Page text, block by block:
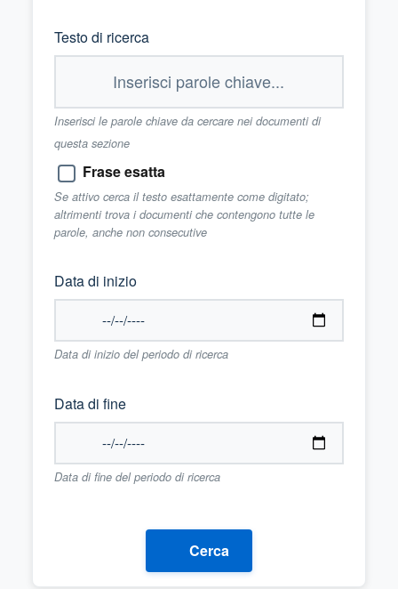
Testo di ricerca
Inserisci le parole chiave da cercare nei documenti di
questa sezione
Frase esatta
Se attivo cerca il testo esattamente come digitato;
altrimenti trova i documenti che contengono tutte le
parole, anche non consecutive
Data di inizio
Data di inizio del periodo di ricerca
Data di fine
Data di fine del periodo di ricerca
Cerca